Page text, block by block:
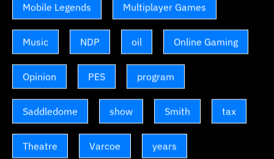
Mobile Legends Multiplayer Games
Music NDP oil Online Gaming
Opinion PES program
Saddledome show Smith tax
Theatre Varcoe years